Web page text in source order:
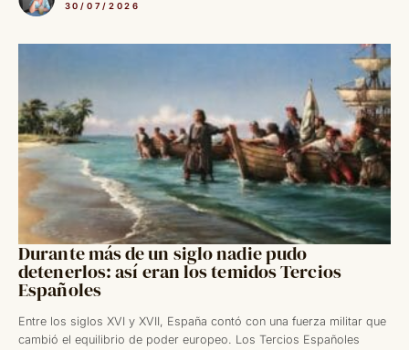
30/07/2026
Durante más de un siglo nadie pudo
detenerlos: así eran los temidos Tercios
Españoles
Entre los siglos XVI y XVII, España contó con una fuerza militar que
cambió el equilibrio de poder europeo. Los Tercios Españoles